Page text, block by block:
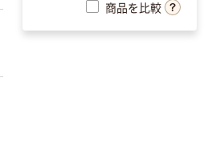
商品を比較